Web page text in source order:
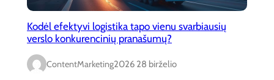
Kodėl efektyvi logistika tapo vienu svarbiausių
verslo konkurencinių pranašumų?
ContentMarketing2026 28 birželio